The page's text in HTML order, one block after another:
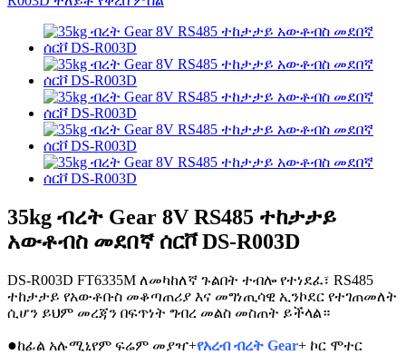
35kg ብረት Gear 8V RS485 ተከታታይ
አውቶብስ መደበኛ ሰርቮ DS-R003D
DS-R003D FT6335M ለመካከለኛ ጉልበት ተብሎ የተነደፈ፣ RS485
ተከታታይ የአውቶቡስ መቆጣጠሪያ እና መግነጢሳዊ ኢንኮደር የተገጠመለት
ሲሆን ይህም መረጃን በፍጥነት ግብረ መልስ መስጠት ይችላል።
●ከፊል አሉሚኒየም ፍሬም መያዣ+የአረብ ብረት Gear+ ኮር ሞተር